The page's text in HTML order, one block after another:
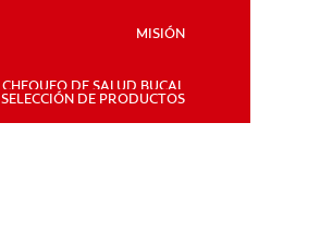
MISIÓN
CHEQUEO DE SALUD BUCAL
SELECCIÓN DE PRODUCTOS